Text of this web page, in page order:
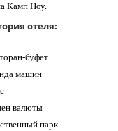
Камп Ноу.
отеля:
буфет
машин
валюты
парк